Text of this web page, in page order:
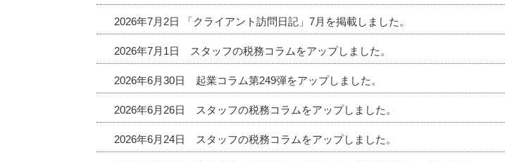
2026年7月2日 「クライアント訪問日記」7月を掲載しました。
2026年7月1日 スタッフの税務コラムをアップしました。
2026年6月30日 起業コラム第249弾をアップしました。
2026年6月26日 スタッフの税務コラムをアップしました。
2026年6月24日 スタッフの税務コラムをアップしました。